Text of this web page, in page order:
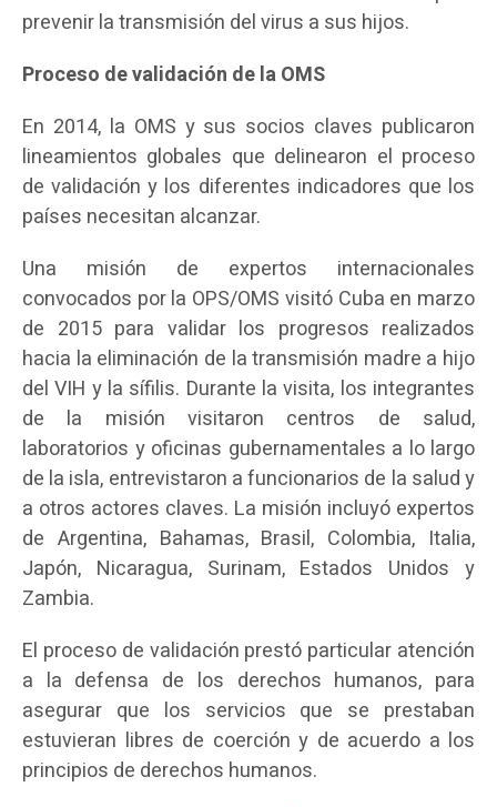
prevenir la transmisión del virus a sus hijos.
Proceso de validación de la OMS
En 2014, la OMS y sus socios claves publicaron
lineamientos globales que delinearon el proceso
de validación y los diferentes indicadores que los
países necesitan alcanzar.
Una misión de expertos internacionales
convocados por la OPS/OMS visitó Cuba en marzo
de 2015 para validar los progresos realizados
hacia la eliminación de la transmisión madre a hijo
del VIH y la sífilis. Durante la visita, los integrantes
de la misión visitaron centros de salud,
laboratorios y oficinas gubernamentales a lo largo
de la isla, entrevistaron a funcionarios de la salud y
a otros actores claves. La misión incluyó expertos
de Argentina, Bahamas, Brasil, Colombia, Italia,
Japón, Nicaragua, Surinam, Estados Unidos y
Zambia.
El proceso de validación prestó particular atención
a la defensa de los derechos humanos, para
asegurar que los servicios que se prestaban
estuvieran libres de coerción y de acuerdo a los
principios de derechos humanos.